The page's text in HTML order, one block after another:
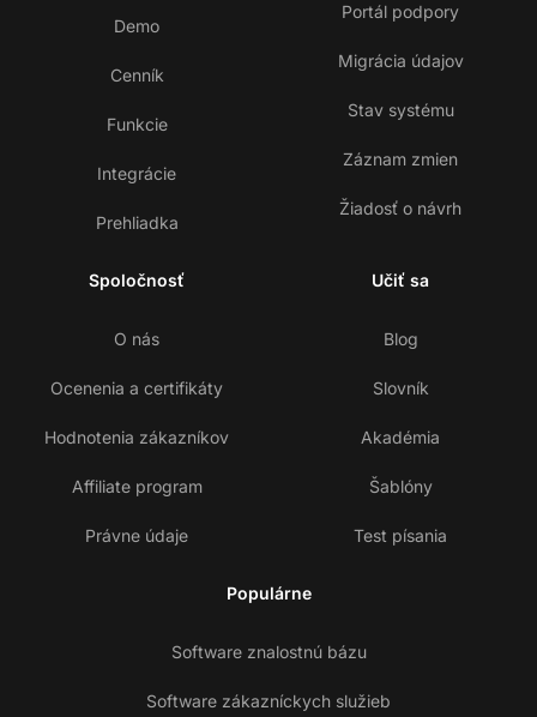
Demo
Cenník
Funkcie
Integrácie
Prehliadka
Portál podpory
Migrácia údajov
Stav systému
Záznam zmien
Žiadosť o návrh
Spoločnosť
O nás
Ocenenia a certifikáty
Hodnotenia zákazníkov
Affiliate program
Právne údaje
Učiť sa
Blog
Slovník
Akadémia
Šablóny
Test písania
Populárne
Software znalostnú bázu
Software zákazníckych služieb